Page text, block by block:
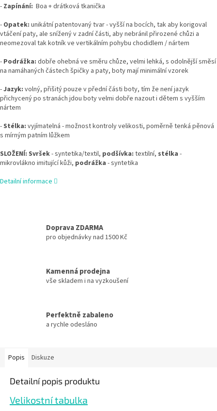
- Zapínání: Boa + drátková tkanička
- Opatek: unikátní patentovaný tvar - vyšší na bocích, tak aby korigoval
vtáčení paty, ale snížený v zadní části, aby nebránil přirozené chůzi a
neomezoval tak kotník ve vertikálním pohybu chodidlem / nártem
- Podrážka: dobře ohebná ve směru chůze, velmi lehká, s odolnější směsí
na namáhaných částech špičky a paty, boty mají minimální vzorek
-Jazyk: volný, přišitý pouze v přední části boty, tím že není jazyk
přichycený po stranách jdou boty velmi dobře nazout i dětem s vyšším
nártem
-Stélka: vyjímatelná - možnost kontroly velikosti, poměrně tenká pěnová
s mírným patním lůžkem
SLOŽENÍ: Svršek- syntetika/textil, podšívka: textilní, stélka -
mikrovlákno imitující kůži, podrážka - syntetika
Detailní informace
Doprava ZDARMA
pro objednávky nad 1500 Kč
Kamenná prodejna
vše skladem i na vyzkoušení
Perfektně zabaleno
a rychle odesláno
Popis Diskuze
Detailní popis produktu
Velikostní tabulka